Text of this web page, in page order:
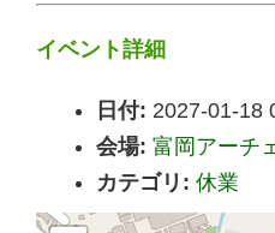
イベント詳細
日付: 2027-01-18
会場: 富岡アーチ
カテゴリ: 休業